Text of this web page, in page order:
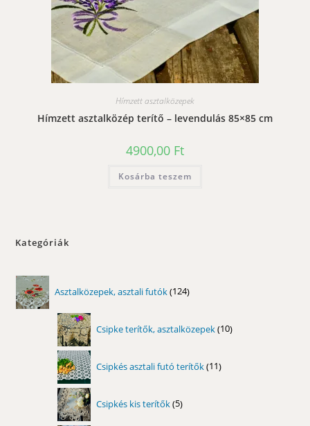
Hímzett asztalközepek
Hímzett asztalközép terítő – levendulás 85×85 cm
4900,00 Ft
Kosárba teszem
Kategóriák
Asztalközepek, asztali futók 124
termék
Csipke terítők, asztalközepek 10
termék
Csipkés asztali futó terítők 11
termék
Csipkés kis terítők 5
termék